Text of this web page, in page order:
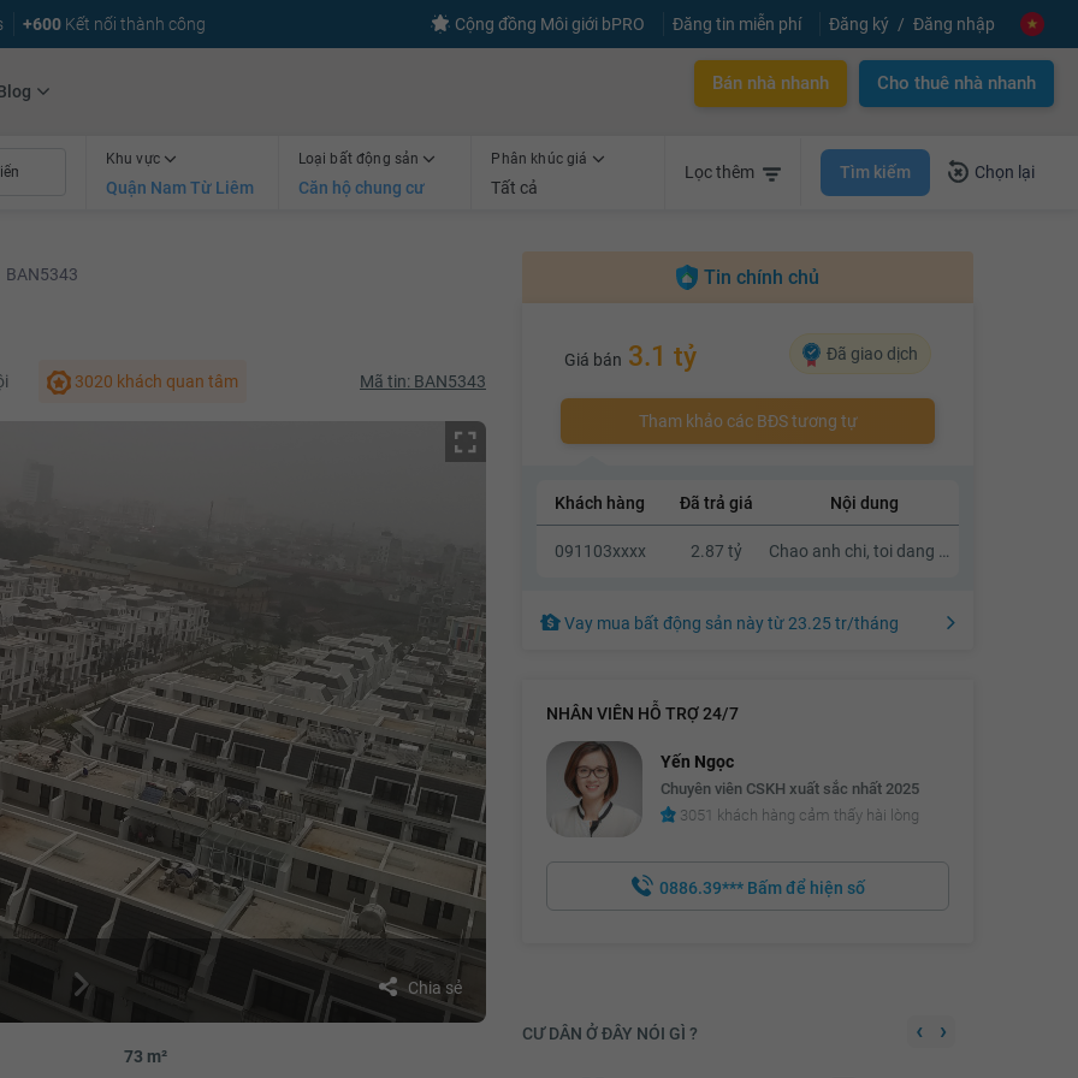
+600 Kết nối thành công Cộng đồng Môi giới bPRO Đăng tin miễn phí Đăng ký Đăng nhập
Bán nhà nhanh Cho thuê nhà nhanh
Khu vực
Quận Nam Từ Liêm
Loại bất động sản
Căn hộ chung cư
Phân khúc giá
Tất cả
Lọc thêm Tìm kiếm Chọn lại
BAN5343
3020 khách quan tâm Mã tin: BAN5343
Chia sẻ
73 m²
Tin chính chủ
Giá bán 3.1 tỷ Đã giao dịch
Tham khảo các BĐS tương tự
Khách hàng Đã trả giá Nội dung
091103xxxx 2.87 tỷ Chao anh chi, toi dang quan tam den can nha cua anh chi, neu anh chi co thien chi ban thi chung ta co the lien he va trao doi truc tiep voi nhau.
Vay mua bất động sản nàytừ23.25 tr/tháng
NHÂN VIÊN HỖ TRỢ 24/7
Yến Ngọc
Chuyên viên CSKH xuất sắc nhất 2025
3051 khách hàng cảm thấy hài lòng
0886.39*** Bấm để hiện số
CƯ DÂN Ở ĐÂY NÓI GÌ ? ‹ ›